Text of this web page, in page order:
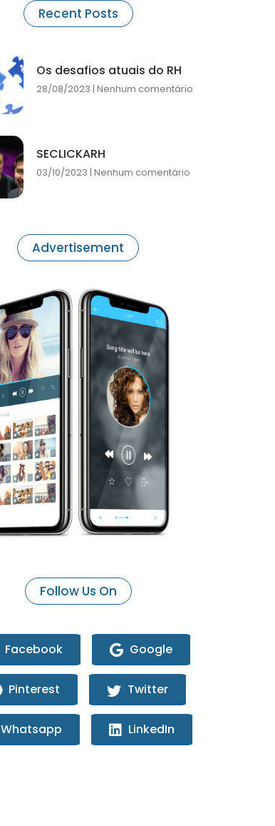
Recent Posts
Os desafios atuais do RH
28/08/2023 Nenhum comentário
SECLICKARH
03/10/2023 Nenhum comentário
Advertisement
Follow Us On
Facebook Google
Pinterest Twitter
Whatsapp LinkedIn